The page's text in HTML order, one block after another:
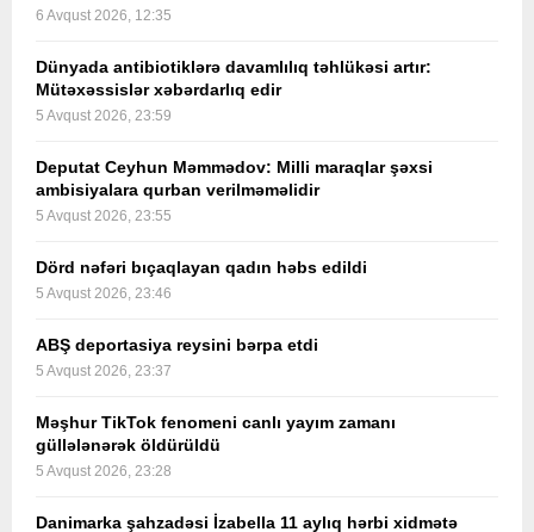
6 Avqust 2026, 12:35
Dünyada antibiotiklərə davamlılıq təhlükəsi artır:
Mütəxəssislər xəbərdarlıq edir
5 Avqust 2026, 23:59
Deputat Ceyhun Məmmədov: Milli maraqlar şəxsi
ambisiyalara qurban verilməməlidir
5 Avqust 2026, 23:55
Dörd nəfəri bıçaqlayan qadın həbs edildi
5 Avqust 2026, 23:46
ABŞ deportasiya reysini bərpa etdi
5 Avqust 2026, 23:37
Məşhur TikTok fenomeni canlı yayım zamanı
güllələnərək öldürüldü
5 Avqust 2026, 23:28
Danimarka şahzadəsi İzabella 11 aylıq hərbi xidmətə